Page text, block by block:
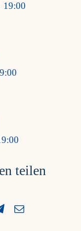
19:00
teilen
Telegram
Email